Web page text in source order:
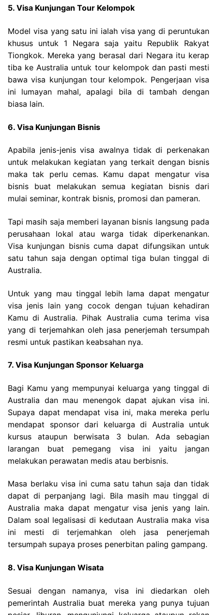
5. Visa Kunjungan Tour Kelompok
Model visa yang satu ini ialah visa yang di peruntukan
khusus untuk 1 Negara saja yaitu Republik Rakyat
Tiongkok. Mereka yang berasal dari Negara itu kerap
tiba ke Australia untuk tour kelompok dan pasti mesti
bawa visa kunjungan tour kelompok. Pengerjaan visa
ini lumayan mahal, apalagi bila di tambah dengan
biasa lain.
6. Visa Kunjungan Bisnis
Apabila jenis-jenis visa awalnya tidak di perkenakan
untuk melakukan kegiatan yang terkait dengan bisnis
maka tak perlu cemas. Kamu dapat mengatur visa
bisnis buat melakukan semua kegiatan bisnis dari
mulai seminar, kontrak bisnis, promosi dan pameran.
Tapi masih saja memberi layanan bisnis langsung pada
perusahaan lokal atau warga tidak diperkenankan.
Visa kunjungan bisnis cuma dapat difungsikan untuk
satu tahun saja dengan optimal tiga bulan tinggal di
Australia.
Untuk yang mau tinggal lebih lama dapat mengatur
visa jenis lain yang cocok dengan tujuan kehadiran
Kamu di Australia. Pihak Australia cuma terima visa
yang di terjemahkan oleh jasa penerjemah tersumpah
resmi untuk pastikan keabsahan nya.
7. Visa Kunjungan Sponsor Keluarga
Bagi Kamu yang mempunyai keluarga yang tinggal di
Australia dan mau menengok dapat ajukan visa ini.
Supaya dapat mendapat visa ini, maka mereka perlu
mendapat sponsor dari keluarga di Australia untuk
kursus ataupun berwisata 3 bulan. Ada sebagian
larangan buat pemegang visa ini yaitu jangan
melakukan perawatan medis atau berbisnis.
Masa berlaku visa ini cuma satu tahun saja dan tidak
dapat di perpanjang lagi. Bila masih mau tinggal di
Australia maka dapat mengatur visa jenis yang lain.
Dalam soal legalisasi di kedutaan Australia maka visa
ini mesti di terjemahkan oleh jasa penerjemah
tersumpah supaya proses penerbitan paling gampang.
8. Visa Kunjungan Wisata
Sesuai dengan namanya, visa ini diedarkan oleh
pemerintah Australia buat mereka yang punya tujuan